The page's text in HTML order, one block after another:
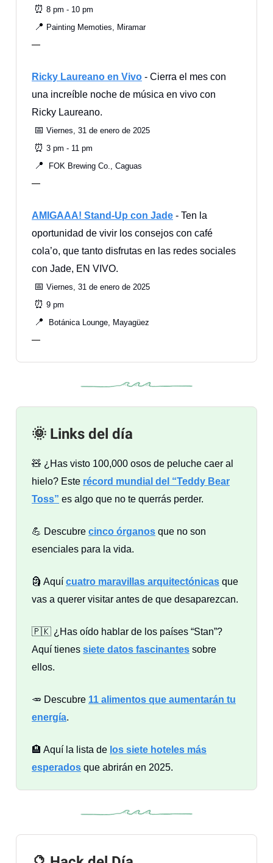
⏰ 8 pm - 10 pm
📍 Painting Memoties, Miramar
—
Ricky Laureano en Vivo - Cierra el mes con
una increíble noche de música en vivo con
Ricky Laureano.
📅 Viernes, 31 de enero de 2025
⏰ 3 pm - 11 pm
📍 FOK Brewing Co., Caguas
—
AMIGAAA! Stand-Up con Jade - Ten la
oportunidad de vivir los consejos con café
cola’o, que tanto disfrutas en las redes sociales
con Jade, EN VIVO.
📅 Viernes, 31 de enero de 2025
⏰ 9 pm
📍 Botánica Lounge, Mayagüez
—
🌞 Links del día
🧸 ¿Has visto 100,000 osos de peluche caer al
hielo? Este récord mundial del “Teddy Bear
Toss” es algo que no te querrás perder.
💪 Descubre cinco órganos que no son
esenciales para la vida.
🗿 Aquí cuatro maravillas arquitectónicas que
vas a querer visitar antes de que desaparezcan.
🇵🇰 ¿Has oído hablar de los países “Stan”?
Aquí tienes siete datos fascinantes sobre
ellos.
🥕 Descubre 11 alimentos que aumentarán tu
energía.
🏨 Aquí la lista de los siete hoteles más
esperados que abrirán en 2025.